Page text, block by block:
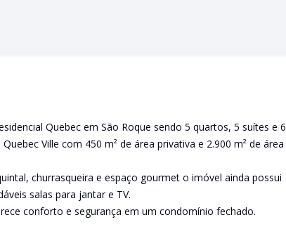
Quebec em São Roque sendo 5 quartos, 5 suítes e 6
Ville com 450 m² de área privativa e 2.900 m² de área
churrasqueira e espaço gourmet o imóvel ainda possui
salas para jantar e TV.
conforto e segurança em um condomínio fechado.